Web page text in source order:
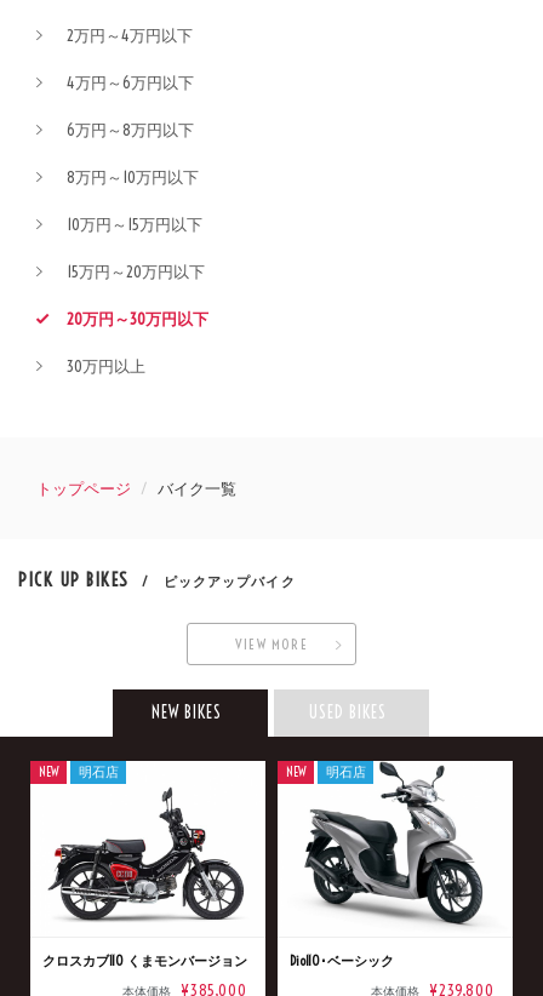
2万円～4万円以下
4万円～6万円以下
6万円～8万円以下
8万円～10万円以下
10万円～15万円以下
15万円～20万円以下
20万円～30万円以下
30万円以上
トップページ バイク一覧
PICK UP BIKES / ピックアップバイク
VIEW MORE
NEW BIKES USED BIKES
クロスカブ110 くまモンバージョン
本体価格 ¥385,000
NEW 明石店
Dio110･ベーシック
本体価格 ¥239,800
NEW 明石店